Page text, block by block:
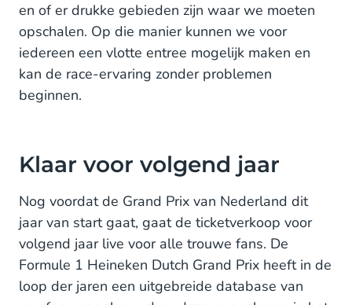
en of er drukke gebieden zijn waar we moeten
opschalen. Op die manier kunnen we voor
iedereen een vlotte entree mogelijk maken en
kan de race-ervaring zonder problemen
beginnen.
Klaar voor volgend jaar
Nog voordat de Grand Prix van Nederland dit
jaar van start gaat, gaat de ticketverkoop voor
volgend jaar live voor alle trouwe fans. De
Formule 1 Heineken Dutch Grand Prix heeft in de
loop der jaren een uitgebreide database van